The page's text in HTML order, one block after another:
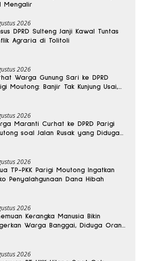
Mengalir
2026
DPRD Sulteng Janji Kawal Tuntas
Agraria di Tolitoli
2026
Warga Gunung Sari ke DPRD
Moutong: Banjir Tak Kunjung Usai,
2026
Maranti Curhat ke DPRD Parigi
soal Jalan Rusak yang Diduga
2026
TP-PKK Parigi Moutong Ingatkan
Penyalahgunaan Dana Hibah
2026
Kerangka Manusia Bikin
Warga Banggai, Diduga Orang
2026